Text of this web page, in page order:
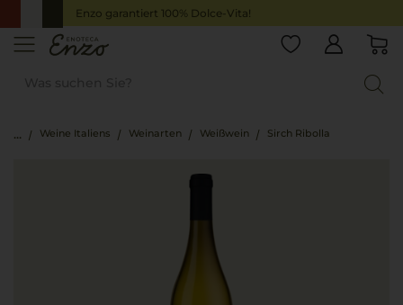
Enzo garantiert 100% Dolce-Vita!
Weine Italiens Weinarten Weißwein Sirch Ribolla